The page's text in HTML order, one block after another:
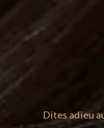
Dites adieu